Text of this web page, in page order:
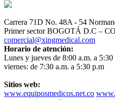
Carrera 71D No. 48A - 54
Primer sector BOGOTÁ D.C –
comercial@xingmedical.com
Horario de atención:
Lunes y jueves de 8:00 a.m. a
viernes: de 7:30 a.m. a 5:30 p.m
Sitios web:
www.equiposmedicos.net.co